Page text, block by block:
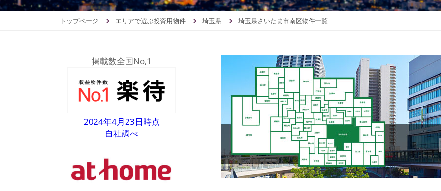
トップページ エリアで選ぶ投資用物件 埼玉県 埼玉県さいたま市南区物件一覧
掲載数全国No,1
2024年4月23日時点
自社調べ